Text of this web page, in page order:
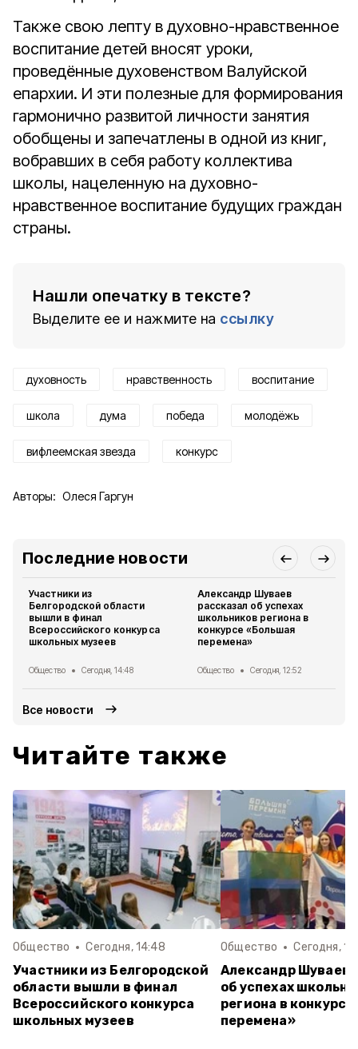
Также свою лепту в духовно-нравственное
воспитание детей вносят уроки,
проведённые духовенством Валуйской
епархии. И эти полезные для формирования
гармонично развитой личности занятия
обобщены и запечатлены в одной из книг,
вобравших в себя работу коллектива
школы, нацеленную на духовно-
нравственное воспитание будущих граждан
страны.
Нашли опечатку в тексте?
Выделите ее и нажмите на ссылку
духовность нравственность воспитание
школа дума победа молодёжь
вифлеемская звезда конкурс
Авторы: Олеся Гаргун
Последние новости
Участники из
Белгородской области
вышли в финал
Всероссийского конкурса
школьных музеев
Общество Сегодня, 14:48
Александр Шуваев
рассказал об успехах
школьников региона в
конкурсе «Большая
перемена»
Общество Сегодня, 12:52
Все новости
Читайте также
Общество Сегодня, 14:48
Участники из Белгородской
области вышли в финал
Всероссийского конкурса
школьных музеев
Общество Сегодня,
Александр Шуваев
об успехах
региона в
перемена»